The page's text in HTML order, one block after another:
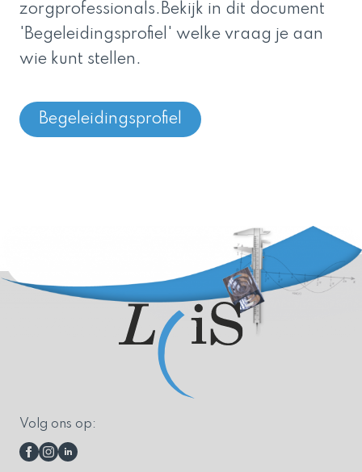
zorgprofessionals.Bekijk in dit document
'Begeleidingsprofiel' welke vraag je aan
wie kunt stellen.
Begeleidingsprofiel
Volg ons op: